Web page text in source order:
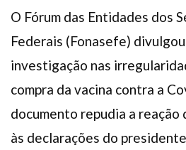
O Fórum das Entidades dos
Federais (Fonasefe)
investigação nas
compra da vacina contra a
documento repudia a reação
às declarações do